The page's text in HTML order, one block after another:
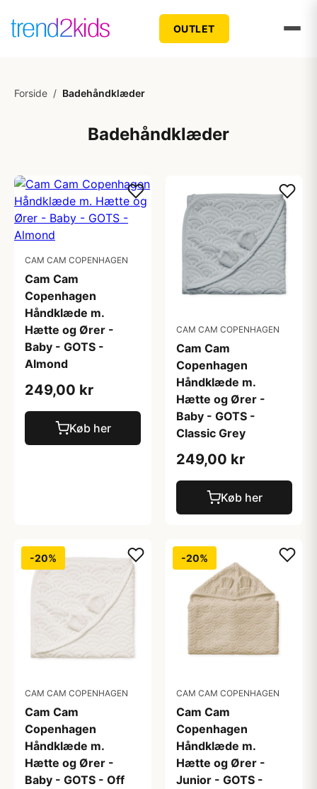
OUTLET
Forside / Badehåndklæder
Badehåndklæder
CAM CAM COPENHAGEN
Cam Cam
Copenhagen
Håndklæde m.
Hætte og Ører -
Baby - GOTS -
Almond
249,00 kr
Køb her
CAM CAM COPENHAGEN
Cam Cam
Copenhagen
Håndklæde m.
Hætte og Ører -
Baby - GOTS -
Classic Grey
249,00 kr
Køb her
-20%
CAM CAM COPENHAGEN
Cam Cam
Copenhagen
Håndklæde m.
Hætte og Ører -
Baby - GOTS - Off
-20%
CAM CAM COPENHAGEN
Cam Cam
Copenhagen
Håndklæde m.
Hætte og Ører -
Junior - GOTS -